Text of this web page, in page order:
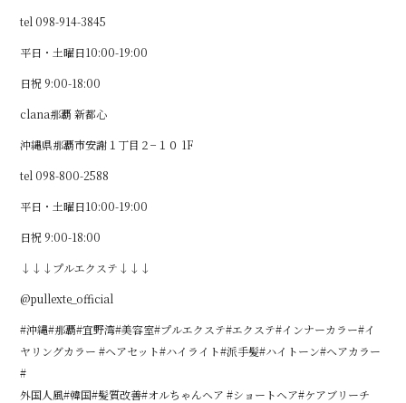
tel 098-914-3845
平日・土曜日10:00-19:00
日祝 9:00-18:00
clana那覇 新都心
沖縄県那覇市安謝１丁目２−１０ 1F
tel 098-800-2588
平日・土曜日10:00-19:00
日祝 9:00-18:00
↓↓↓プルエクステ↓↓↓
@pullexte_official
#沖縄#那覇#宜野湾#美容室#プルエクステ#エクステ#インナーカラー#イ
ヤリングカラー #ヘアセット#ハイライト#派手髪#ハイトーン#ヘアカラー
#
外国人風#韓国#髪質改善#オルちゃんヘア #ショートヘア#ケアブリーチ